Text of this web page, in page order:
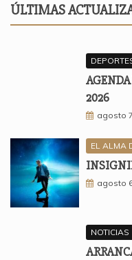
ÚLTIMAS
2026
agosto
EL ALMA
agosto
NOTICIAS